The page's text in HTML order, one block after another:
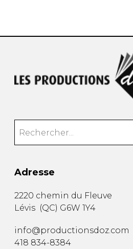
Adresse
2220 chemin du Fleuve
Lévis (QC) G6W 1Y4
info@productionsdoz.com
418 834-8384